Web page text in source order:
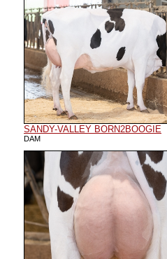
SANDY-VALLEY BORN2BOOGIE
DAM